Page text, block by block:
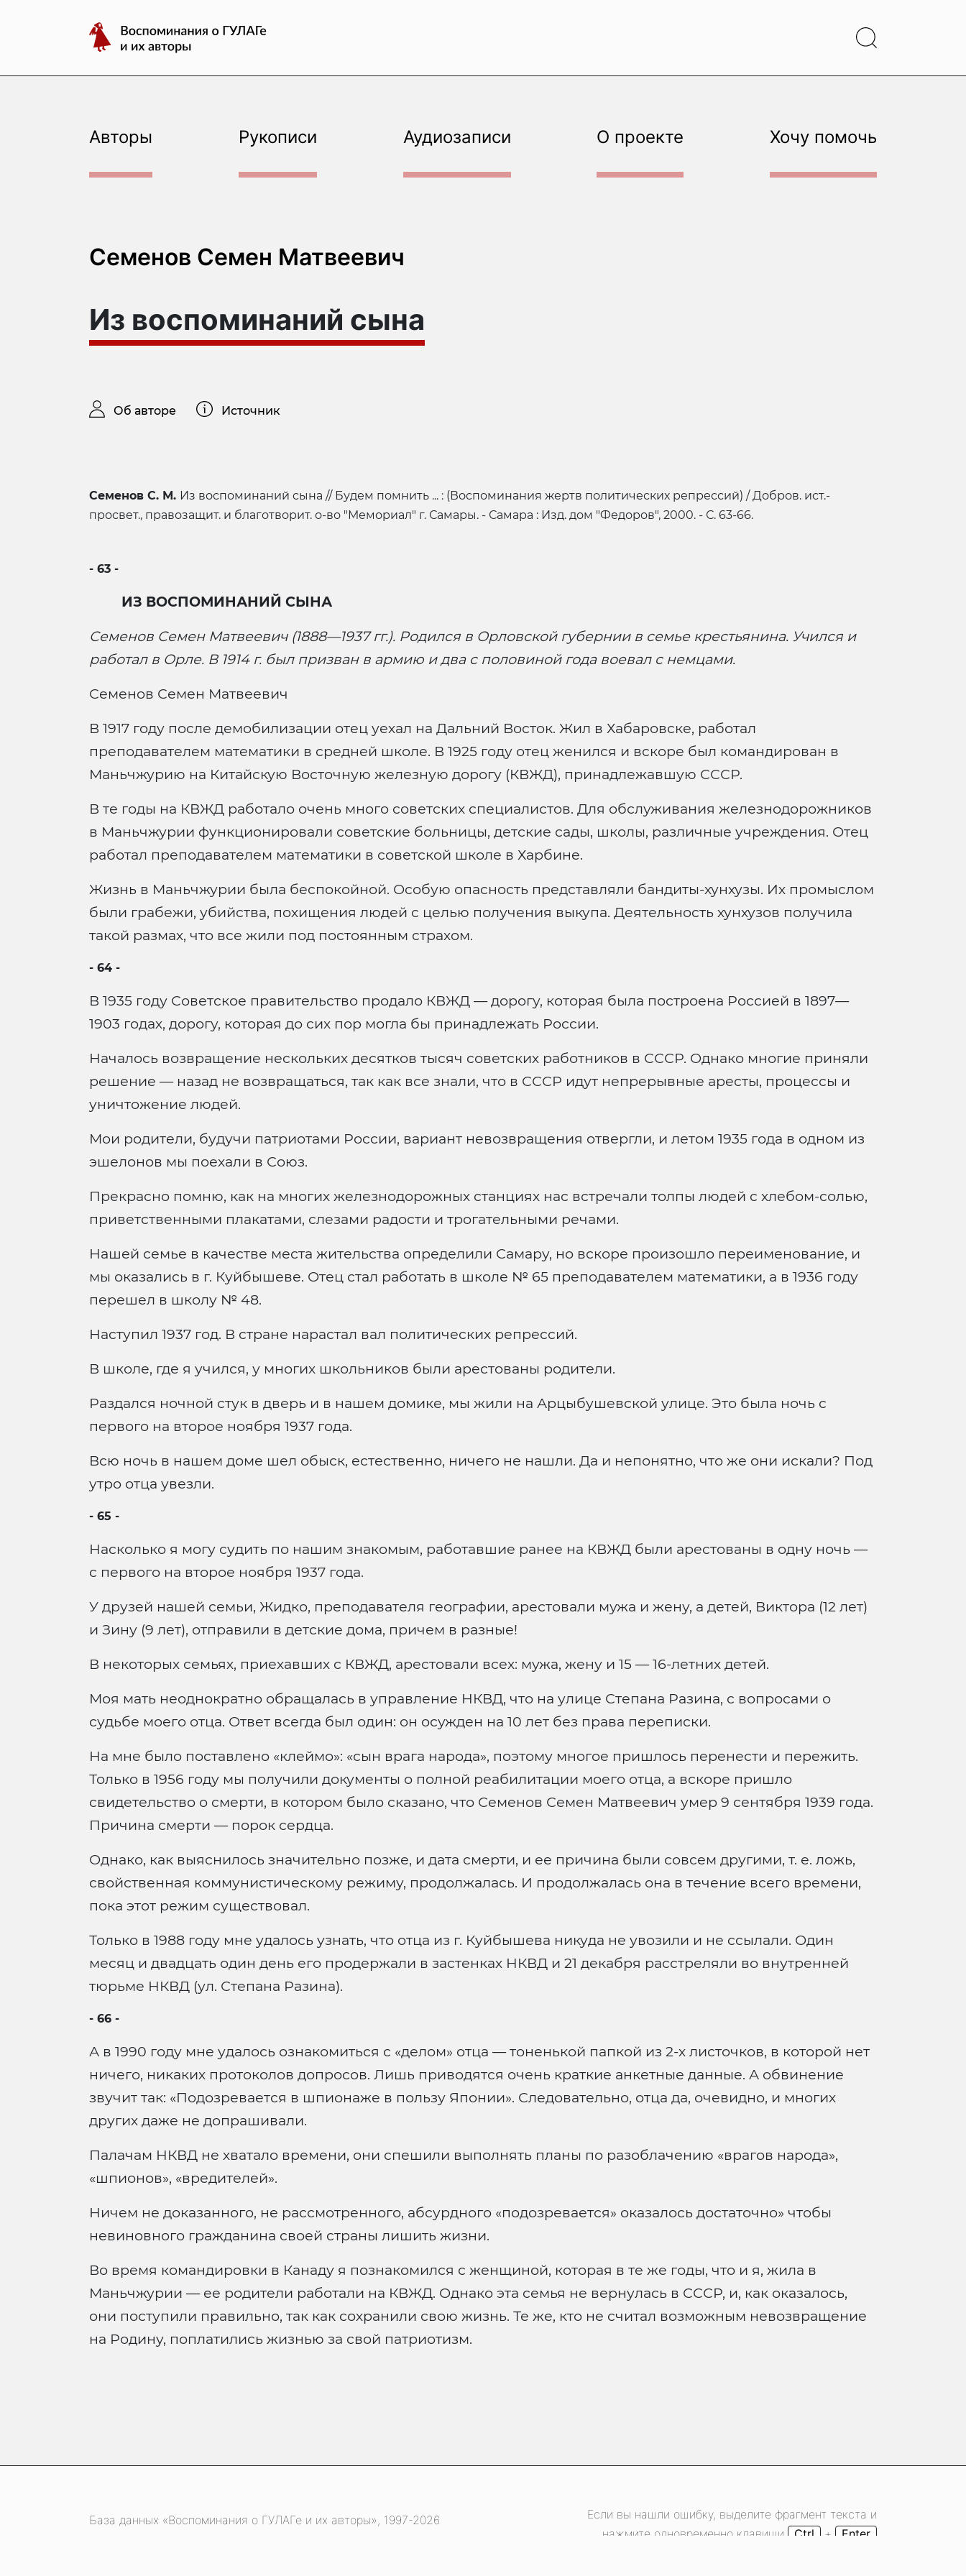
Воспоминания
о
и
Авторы Рукописи Аудиозаписи О проекте Хочу помочь
Семенов Семен Матвеевич
Из воспоминаний сына
Об авторе Источник
Семенов С. М. Из воспоминаний сына // Будем помнить ... : (Воспоминания жертв политических репрессий) / Добров. ист.-
просвет., правозащит. и благотворит. о-во "Мемориал" г. Самары. - Самара : Изд. дом "Федоров", 2000. - С. 63-66.
- 63 -
ИЗ ВОСПОМИНАНИЙ СЫНА
Семенов Семен Матвеевич (1888—1937 гг.). Родился в Орловской губернии в семье крестьянина. Учился и
работал в Орле. В 1914 г. был призван в армию и два с половиной года воевал с немцами.
Семенов Семен Матвеевич
В 1917 году после демобилизации отец уехал на Дальний Восток. Жил в Хабаровске, работал
преподавателем математики в средней школе. В 1925 году отец женился и вскоре был командирован в
Маньчжурию на Китайскую Восточную железную дорогу (КВЖД), принадлежавшую СССР.
В те годы на КВЖД работало очень много советских специалистов. Для обслуживания железнодорожников
в Маньчжурии функционировали советские больницы, детские сады, школы, различные учреждения. Отец
работал преподавателем математики в советской школе в Харбине.
Жизнь в Маньчжурии была беспокойной. Особую опасность представляли бандиты-хунхузы. Их промыслом
были грабежи, убийства, похищения людей с целью получения выкупа. Деятельность хунхузов получила
такой размах, что все жили под постоянным страхом.
- 64 -
В 1935 году Советское правительство продало КВЖД — дорогу, которая была построена Россией в 1897—
1903 годах, дорогу, которая до сих пор могла бы принадлежать России.
Началось возвращение нескольких десятков тысяч советских работников в СССР. Однако многие приняли
решение — назад не возвращаться, так как все знали, что в СССР идут непрерывные аресты, процессы и
уничтожение людей.
Мои родители, будучи патриотами России, вариант невозвращения отвергли, и летом 1935 года в одном из
эшелонов мы поехали в Союз.
Прекрасно помню, как на многих железнодорожных станциях нас встречали толпы людей с хлебом-солью,
приветственными плакатами, слезами радости и трогательными речами.
Нашей семье в качестве места жительства определили Самару, но вскоре произошло переименование, и
мы оказались в г. Куйбышеве. Отец стал работать в школе № 65 преподавателем математики, а в 1936 году
перешел в школу № 48.
Наступил 1937 год. В стране нарастал вал политических репрессий.
В школе, где я учился, у многих школьников были арестованы родители.
Раздался ночной стук в дверь и в нашем домике, мы жили на Арцыбушевской улице. Это была ночь с
первого на второе ноября 1937 года.
Всю ночь в нашем доме шел обыск, естественно, ничего не нашли. Да и непонятно, что же они искали? Под
утро отца увезли.
- 65 -
Насколько я могу судить по нашим знакомым, работавшие ранее на КВЖД были арестованы в одну ночь —
с первого на второе ноября 1937 года.
У друзей нашей семьи, Жидко, преподавателя географии, арестовали мужа и жену, а детей, Виктора (12 лет)
и Зину (9 лет), отправили в детские дома, причем в разные!
В некоторых семьях, приехавших с КВЖД, арестовали всех: мужа, жену и 15 — 16-летних детей.
Моя мать неоднократно обращалась в управление НКВД, что на улице Степана Разина, с вопросами о
судьбе моего отца. Ответ всегда был один: он осужден на 10 лет без права переписки.
На мне было поставлено «клеймо»: «сын врага народа», поэтому многое пришлось перенести и пережить.
Только в 1956 году мы получили документы о полной реабилитации моего отца, а вскоре пришло
свидетельство о смерти, в котором было сказано, что Семенов Семен Матвеевич умер 9 сентября 1939 года.
Причина смерти — порок сердца.
Однако, как выяснилось значительно позже, и дата смерти, и ее причина были совсем другими, т. е. ложь,
свойственная коммунистическому режиму, продолжалась. И продолжалась она в течение всего времени,
пока этот режим существовал.
Только в 1988 году мне удалось узнать, что отца из г. Куйбышева никуда не увозили и не ссылали. Один
месяц и двадцать один день его продержали в застенках НКВД и 21 декабря расстреляли во внутренней
тюрьме НКВД (ул. Степана Разина).
- 66 -
А в 1990 году мне удалось ознакомиться с «делом» отца — тоненькой папкой из 2-х листочков, в которой нет
ничего, никаких протоколов допросов. Лишь приводятся очень краткие анкетные данные. А обвинение
звучит так: «Подозревается в шпионаже в пользу Японии». Следовательно, отца да, очевидно, и многих
других даже не допрашивали.
Палачам НКВД не хватало времени, они спешили выполнять планы по разоблачению «врагов народа»,
«шпионов», «вредителей».
Ничем не доказанного, не рассмотренного, абсурдного «подозревается» оказалось достаточно» чтобы
невиновного гражданина своей страны лишить жизни.
Во время командировки в Канаду я познакомился с женщиной, которая в те же годы, что и я, жила в
Маньчжурии — ее родители работали на КВЖД. Однако эта семья не вернулась в СССР, и, как оказалось,
они поступили правильно, так как сохранили свою жизнь. Те же, кто не считал возможным невозвращение
на Родину, поплатились жизнью за свой патриотизм.
База данных «Воспоминания о ГУЛАГе и их авторы», 1997-2026
Если вы нашли ошибку, выделите фрагмент текста и
нажмите одновременно клавиши
Ctrl + Enter